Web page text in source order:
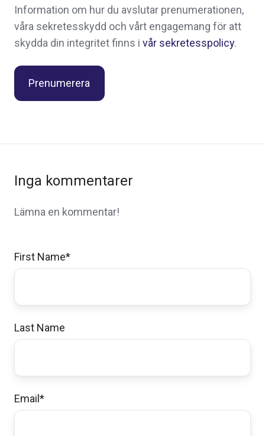
Information om hur du avslutar prenumerationen,
våra sekretesskydd och vårt engagemang för att
skydda din integritet finns i vår sekretesspolicy.
Inga kommentarer
Lämna en kommentar!
First Name*
Last Name
Email *